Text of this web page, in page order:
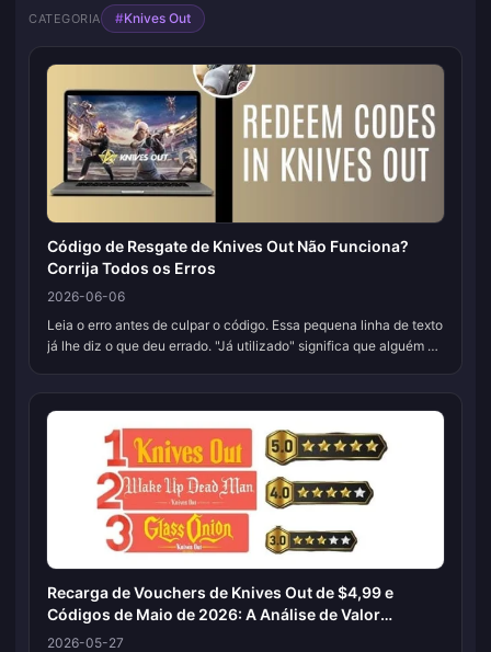
CATEGORIA #Knives Out
Código de Resgate de Knives Out Não Funciona?
Corrija Todos os Erros
2026-06-06
Leia o erro antes de culpar o código. Essa pequena linha de texto
já lhe diz o que deu errado. "Já utilizado" significa que alguém na
Recarga de Vouchers de Knives Out de $4,99 e
Códigos de Maio de 2026: A Análise de Valor
Honesta
2026-05-27